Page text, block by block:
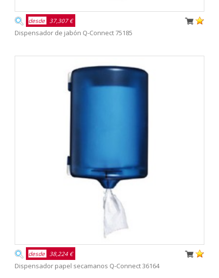
desde 37,307 €
Dispensador de jabón Q-Connect 75185
desde 38,224 €
Dispensador papel secamanos Q-Connect 36164